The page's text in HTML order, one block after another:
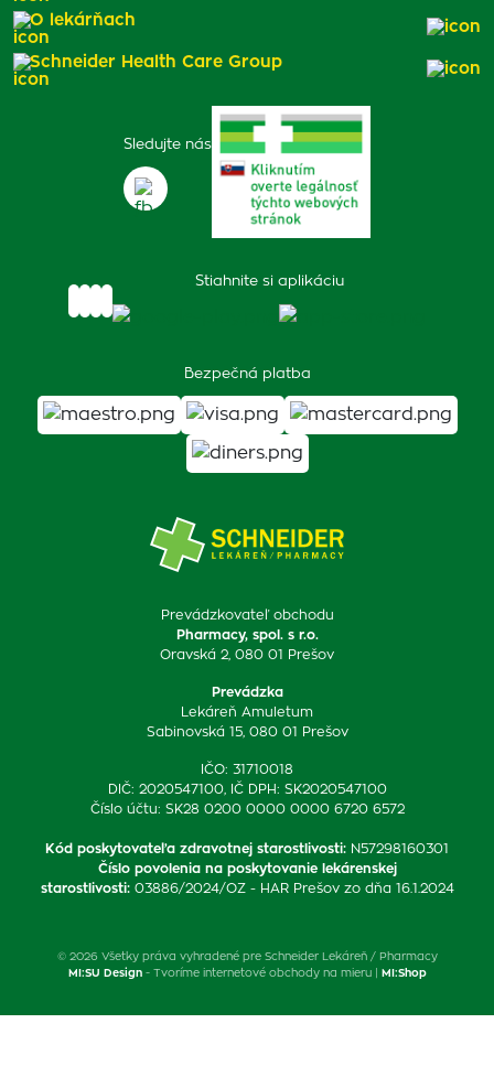
Prevádzkovateľ obchodu
Pharmacy, spol. s r.o.
Oravská 2, 080 01 Prešov
Prevádzka
Lekáreň Amuletum
Sabinovská 15, 080 01 Prešov
IČO: 31710018
DIČ: 2020547100, IČ DPH: SK2020547100
Číslo účtu: SK28 0200 0000 0000 6720 6572
Kód poskytovateľa zdravotnej starostlivosti: N57298160301
Číslo povolenia na poskytovanie lekárenskej
starostlivosti: 03886/2024/OZ - HAR Prešov zo dňa 16.1.2024
Sledujte nás
Stiahnite si aplikáciu
Bezpečná platba
O lekárňach
Schneider Health Care Group
© 2026 Všetky práva vyhradené pre Schneider Lekáreň / Pharmacy
MI:SU Design- Tvoríme internetové obchody na mieru | MI:Shop